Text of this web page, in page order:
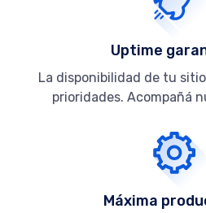
Uptime
La disponibilidad de tu
prioridades. Acompañá
Máxima